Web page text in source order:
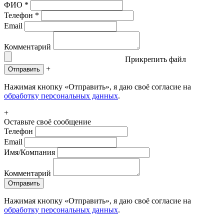
ФИО *
Телефон *
Email
Комментарий
Прикрепить файл
Отправить +
Нажимая кнопку «Отправить», я даю своё согласие на
обработку персональных данных.
+
Оставьте своё сообщение
Телефон
Email
Имя/Компания
Комментарий
Отправить
Нажимая кнопку «Отправить», я даю своё согласие на
обработку персональных данных.